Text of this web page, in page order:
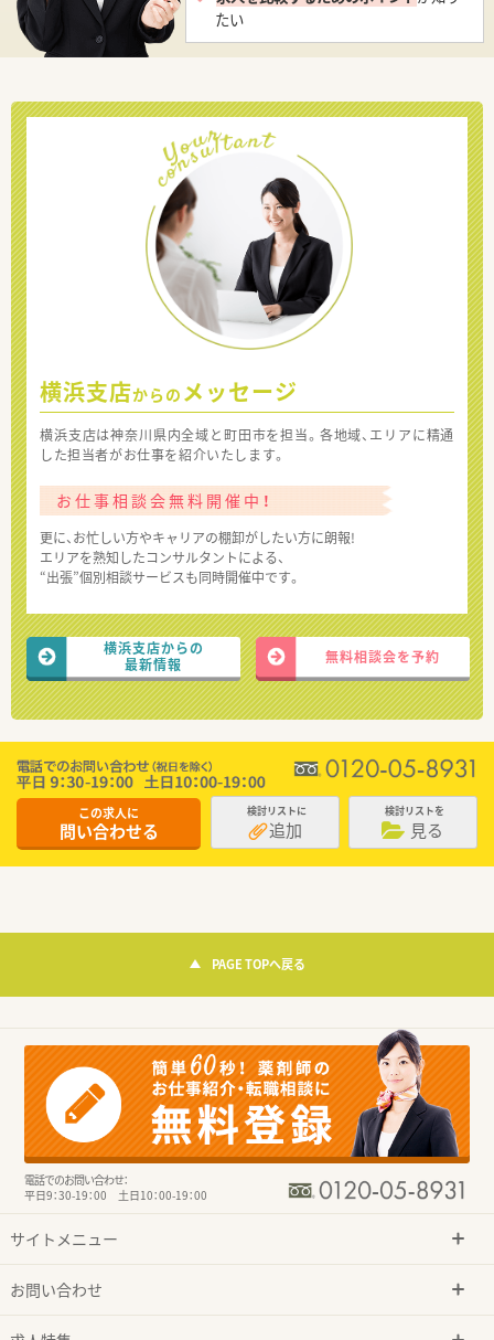
たい
横浜支店からの メッセージ
横浜支店は神奈川県内全域と町田市を担当。各地域、エリアに精通
した担当者がお仕事を紹介いたします。
お仕事相談会無料開催中！
更に、お忙しい方やキャリアの棚卸がしたい方に朗報!
エリアを熟知したコンサルタントによる、
“出張”個別相談サービスも同時開催中です。
横浜支店からの
最新情報
無料相談会を予約
この求人に
問い合わせる
検討リストに
追加
検討リストを
見る
PAGE TOPへ戻る
電話でのお問い合わせ：
平日9：30-19：00 土日10：00-19：00
サイトメニュー
お問い合わせ